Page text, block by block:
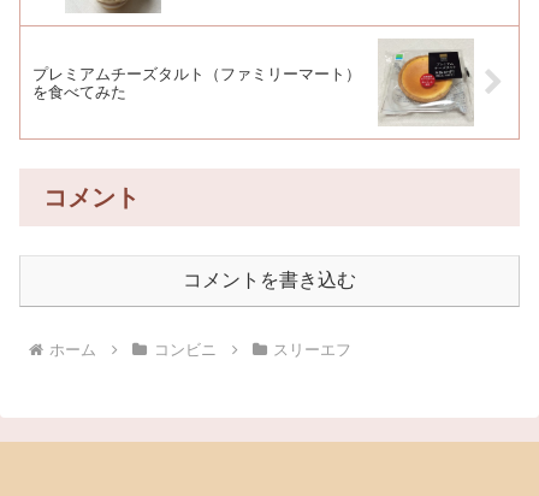
プレミアムチーズタルト（ファミリーマート）
を食べてみた
コメント
コメントを書き込む
ホーム コンビニ スリーエフ